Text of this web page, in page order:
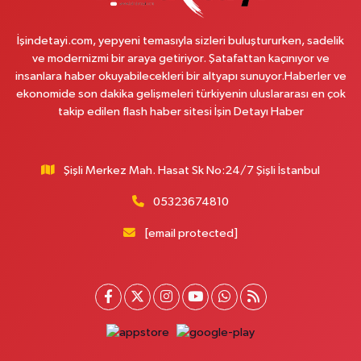
Binbirdirek Mahallesi Peykane Caddesi 25 A
0 (212) 590 90 09 Yol Tarifi Al
Naciye Eczanesi
Esentepe Mahallesi 2388. Sokak 8 A 38 NOLU ASM YANI - ESENTEPE
MERKEZ CAMİNİN ORDAKİ GÜVEN KASABIN KARŞI SOKAĞINDA
Mehmet Nesih Özmen Mahallesi Zeki Sokak No:28 A MEVLANA FIRININ
Burak Eczanesi
Cevizlik Mahallesi Kırmızı Şebboy Sokak 15 A UZMANLAR TIP MERKEZİ
İşindetayi.com, yepyeni temasıyla sizleri buluştururken, sadelik
ve modernizmi bir araya getiriyor. Şatafattan kaçınıyor ve
insanlara haber okuyabilecekleri bir altyapı sunuyor.Haberler ve
ekonomide son dakika gelişmeleri türkiyenin uluslararası en çok
takip edilen flash haber sitesi İşin Detayı Haber
Şişli Merkez Mah. Hasat Sk No:24/7 Şişli İstanbul
05323674810
[email protected]